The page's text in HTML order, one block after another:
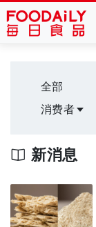
全部
消费者
新消息